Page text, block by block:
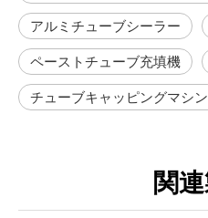
アルミチューブシーラー
ペーストチューブ充填機
チューブキャッピングマシン
関